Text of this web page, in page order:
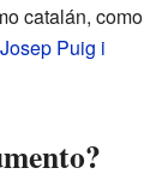
catalán, como
Josep Puig i